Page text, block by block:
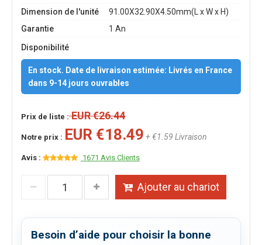
Dimension de l'unité
91.00X32.90X4.50mm(L x W x H)
Garantie
1 An
Disponibilité
En stock. Date de livraison estimée: Livrés en France
dans 9-14 jours ouvrables
Prix de liste :EUR €26.44
Notre prix : EUR €18.49 + €1.59 Livraison
Avis : 1671 Avis Clients
Ajouter au chariot
Besoin d’aide pour choisir la bonne